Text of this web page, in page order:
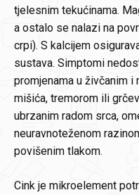
tjelesnim tekućinama.
a ostalo se nalazi na
crpi). S kalcijem
sustava. Simptomi
promjenama u živčanim
mišića, tremorom ili
ubrzanim radom srca,
neuravnoteženom
povišenim tlakom.
Cink je mikroelement